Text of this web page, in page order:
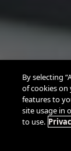
By selecting
of cookies on
features to
site usage in
to use.